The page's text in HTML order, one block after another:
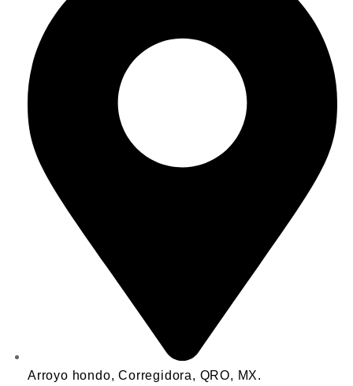
Arroyo hondo, Corregidora, QRO, MX.